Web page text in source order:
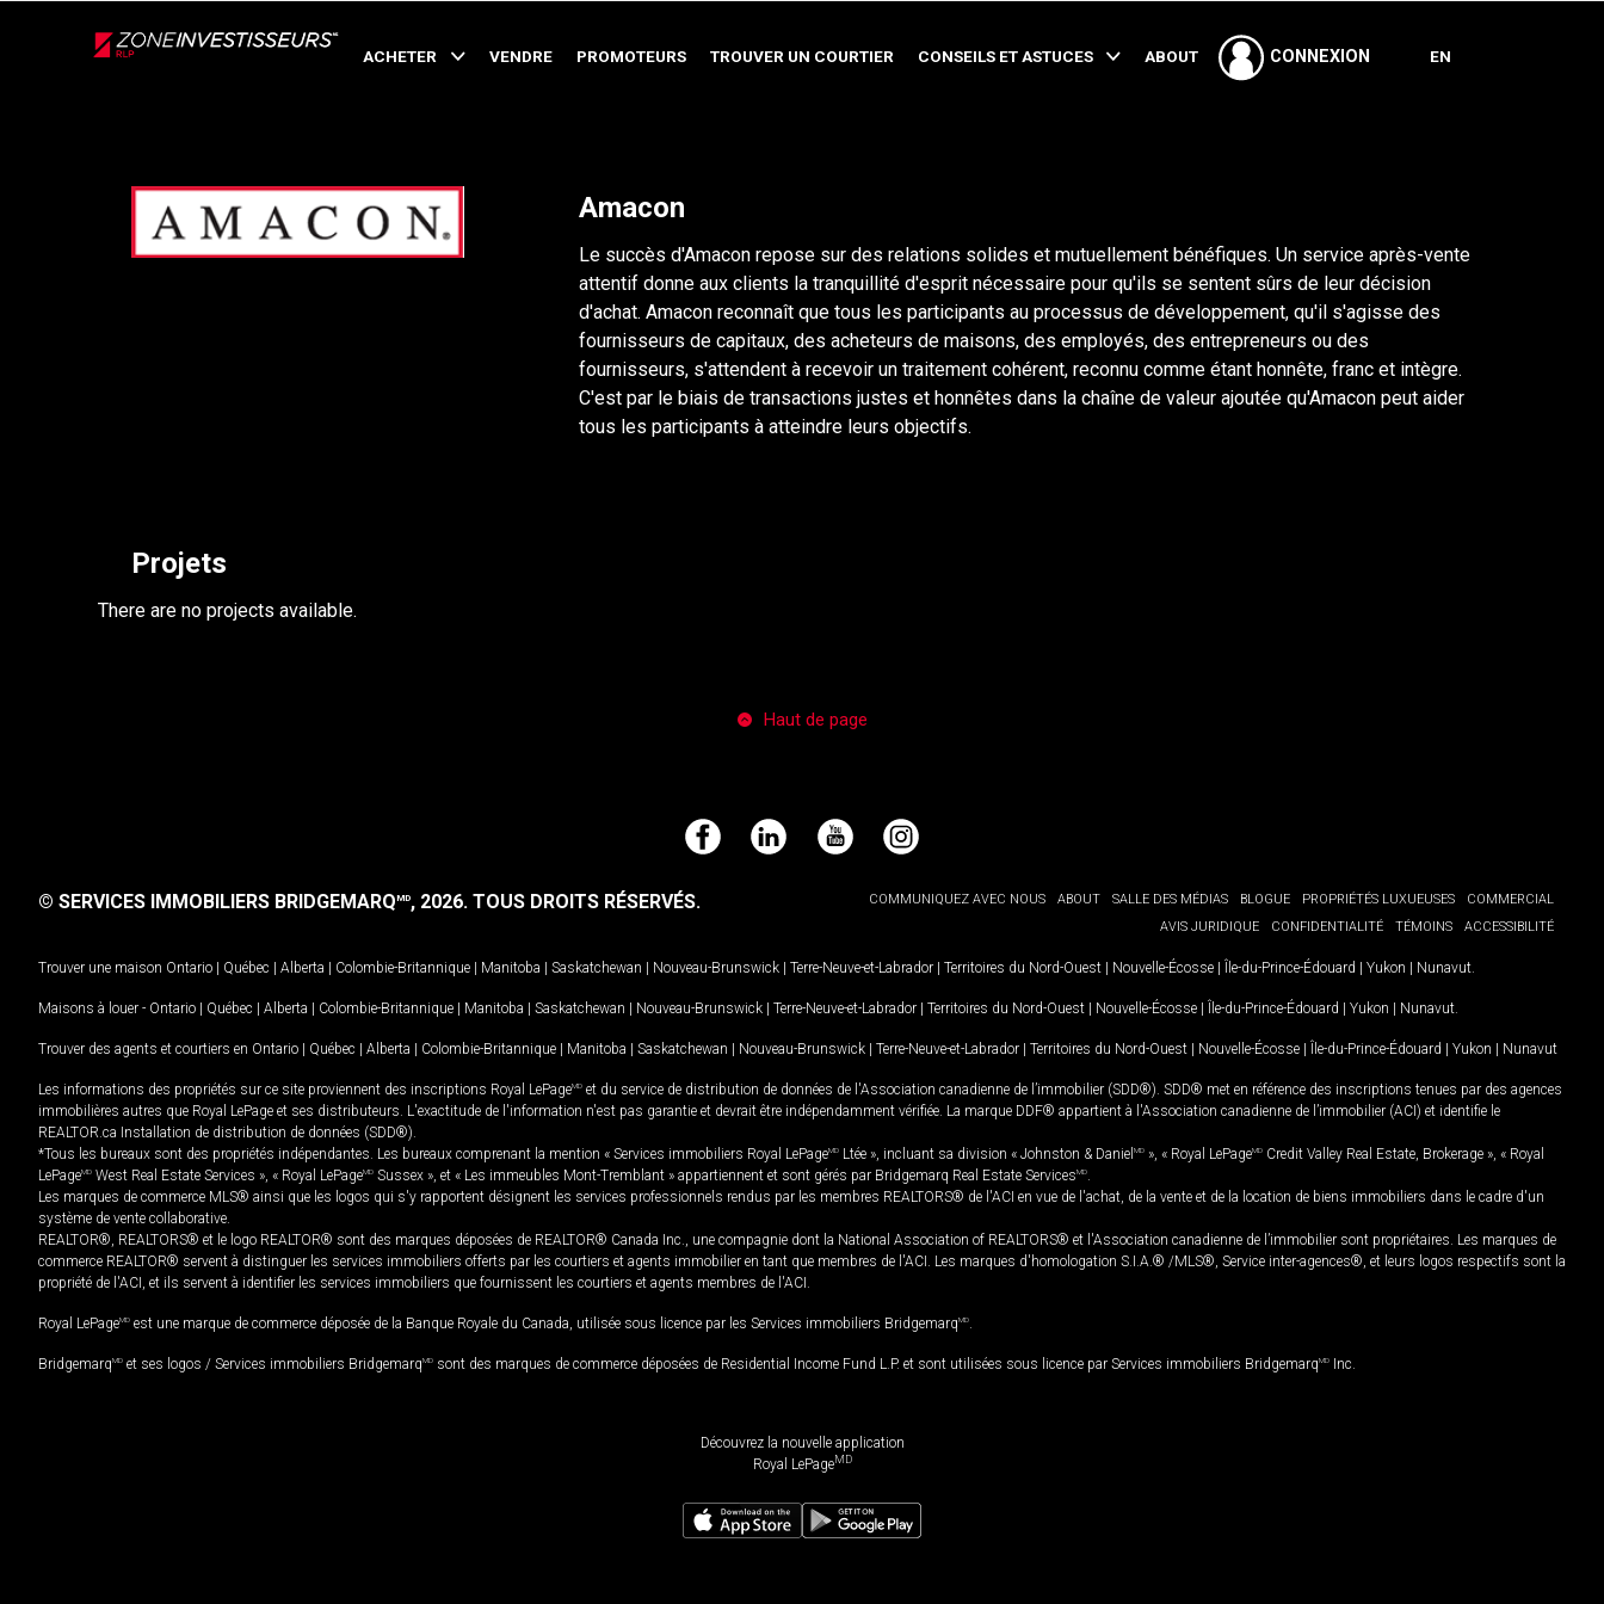
ACHETER VENDRE PROMOTEURS TROUVER UN COURTIER CONSEILS ET ASTUCES ABOUT CONNEXION EN
Retour
Amacon
Le succès d'Amacon repose sur des relations solides et mutuellement bénéfiques. Un service après-vente
attentif donne aux clients la tranquillité d'esprit nécessaire pour qu'ils se sentent sûrs de leur décision
d'achat. Amacon reconnaît que tous les participants au processus de développement, qu'il s'agisse des
fournisseurs de capitaux, des acheteurs de maisons, des employés, des entrepreneurs ou des
fournisseurs, s'attendent à recevoir un traitement cohérent, reconnu comme étant honnête, franc et intègre.
C'est par le biais de transactions justes et honnêtes dans la chaîne de valeur ajoutée qu'Amacon peut aider
tous les participants à atteindre leurs objectifs.
Projets
There are no projects available.
Haut de page
FacebookLinkedIn YouTubeInstagram
COMMUNIQUEZ AVEC NOUS ABOUT SALLE DES MÉDIAS BLOGUE PROPRIÉTÉS LUXUEUSES
COMMERCIAL
AVIS JURIDIQUE
CONFIDENTIALITÉ TÉMOINS ACCESSIBILITÉ
© SERVICES IMMOBILIERS BRIDGEMARQMD, 2026. TOUS DROITS RÉSERVÉS.
Trouver une maison Ontario | Québec | Alberta | Colombie-Britannique | Manitoba | Saskatchewan | Nouveau-Brunswick | Terre-Neuve-et-Labrador | Territoires du Nord-Ouest | Nouvelle-Écosse | Île-du-Prince-Édouard | Yukon | Nunavut
Maisons à louer - Ontario | Québec | Alberta | Colombie-Britannique | Manitoba | Saskatchewan | Nouveau-Brunswick | Terre-Neuve-et-Labrador | Territoires du Nord-Ouest | Nouvelle-Écosse | Île-du-Prince-Édouard | Yukon | Nunavut
Trouver des agents et courtiers en Ontario | Québec | Alberta | Colombie-Britannique | Manitoba | Saskatchewan | Nouveau-Brunswick | Terre-Neuve-et-Labrador | Territoires du Nord-Ouest | Nouvelle-Écosse | Île-du-Prince-Édouard | Yukon | Nunavut
Les informations des propriétés sur ce site proviennent des inscriptions Royal LePageMD et du service de distribution de données de l'Association canadienne de l’immobilier (SDD®). SDD® met en référence des inscriptions tenues par des agences
immobilières autres que Royal LePage et ses distributeurs. L'exactitude de l'information n'est pas garantie et devrait être indépendamment vérifiée. La marque DDF® appartient à l'Association canadienne de l’immobilier (ACI) et identifie le
REALTOR.ca Installation de distribution de données (SDD®).
*Tous les bureaux sont des propriétés indépendantes. Les bureaux comprenant la mention « Services immobiliers Royal LePageMD Ltée », incluant sa division « Johnston & Daniel MD », « Royal LePageMD Credit Valley Real Estate, Brokerage », « Royal
LePageMD West Real Estate Services », « Royal LePageMD Sussex », et « Les immeubles Mont-Tremblant » appartiennent et sont gérés par Bridgemarq Real Estate ServicesMD
Les marques de commerce MLS® ainsi que les logos qui s'y rapportent désignent les services professionnels rendus par les membres REALTORS® de l'ACI en vue de l'achat, de la vente et de la location de biens immobiliers dans le cadre d'un
système de vente collaborative.
REALTOR®, REALTORS® et le logo REALTOR® sont des marques déposées de REALTOR® Canada Inc., une compagnie dont la National Association of REALTORS® et l'Association canadienne de l’immobilier sont propriétaires. Les marques de
commerce REALTOR® servent à distinguer les services immobiliers offerts par les courtiers et agents immobilier en tant que membres de l'ACI. Les marques d'homologation S.I.A.® /MLS®, Service inter-agences®, et leurs logos respectifs sont la
propriété de l'ACI, et ils servent à identifier les services immobiliers que fournissent les courtiers et agents membres de l'ACI.
Royal LePageMD est une marque de commerce déposée de la Banque Royale du Canada, utilisée sous licence par les Services immobiliers BridgemarqMD
BridgemarqMD et ses logos / Services immobiliers BridgemarqMD sont des marques de commerce déposées de Residential Income Fund L.P. et sont utilisées sous licence par Services immobiliers BridgemarqMD Inc.
Découvrez la nouvelle application
Royal LePageMD